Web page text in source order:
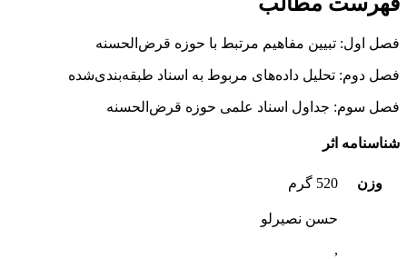
فصل اول: تبیین مفاهیم مرتبط با حوزه قرض‌الحسنه
فصل دوم: تحلیل داده‌های مربوط به اسناد طبقه‌بندی‌شده
فصل سوم: جداول اسناد علمی حوزه قرض‌الحسنه
شناسنامه اثر
وزن 520 گرم
حسن نصيرلو
,